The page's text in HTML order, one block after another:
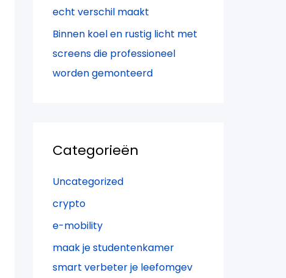
echt verschil maakt
Binnen koel en rustig licht met
screens die professioneel
worden gemonteerd
Categorieën
Uncategorized
crypto
e-mobility
maak je studentenkamer
smart verbeter je leefomgev